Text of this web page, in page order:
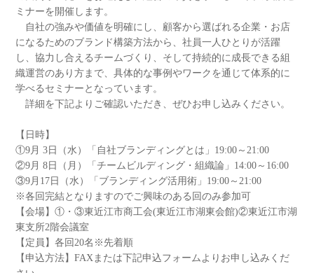
ミナーを開催します。
自社の強みや価値を明確にし、顧客から選ばれる企業・お店
になるためのブランド構築方法から、社員一人ひとりが活躍
し、協力し合えるチームづくり、そして持続的に成長できる組
織運営のあり方まで、具体的な事例やワークを通じて体系的に
学べるセミナーとなっています。
詳細を下記よりご確認いただき、ぜひお申し込みください。
【日時】
①9月 3日（水）「自社ブランディングとは」19:00～21:00
②9月 8日（月）「チームビルディング・組織論」14:00～16:00
③9月17日（水）「ブランディング活用術」19:00～21:00
※各回完結となりますのでご興味のある回のみ参加可
【会場】①・③東近江市商工会(東近江市湖東会館)②東近江市湖
東支所2階会議室
【定員】各回20名※先着順
【申込方法】FAXまたは下記申込フォームよりお申し込みくだ